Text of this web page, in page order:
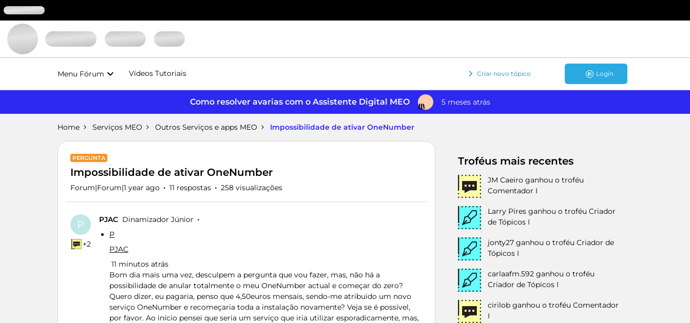
Menu Fórum Vídeos Tutoriais Criar novo tópico Login
Como resolver avarias com o Assistente Digital MEO J 5 meses atrás
Home Serviços MEO Outros Serviços e apps MEO Impossibilidade de ativar OneNumber
PERGUNTA
Impossibilidade de ativar OneNumber
Forum|Forum|1 year ago 11 respostas 258 visualizações
P
+2
PJAC Dinamizador Júnior
P
PJAC
11 minutos atrás
Bom dia mais uma vez, desculpem a pergunta que vou fazer, mas, não há a
possibilidade de anular totalmente o meu OneNumber actual e começar do zero?
Quero dizer, eu pagaria, penso que 4,50euros mensais, sendo-me atribuido um novo
serviço OneNumber e recomeçaria toda a instalação novamente? Veja se é possível,
por favor. Ao início pensei que seria um serviço que iria utilizar esporadicamente, mas,
Troféus mais recentes
JM Caeiro ganhou o troféu
Comentador I
Larry Pires ganhou o troféu Criador
de Tópicos I
jonty27 ganhou o troféu Criador de
Tópicos I
carlaafm.592 ganhou o troféu
Criador de Tópicos I
cirilob ganhou o troféu Comentador
I